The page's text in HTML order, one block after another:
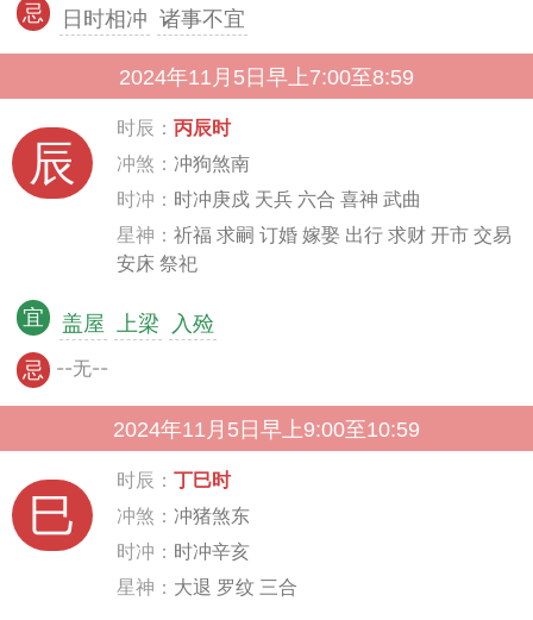
忌 日时相冲 诸事不宜
2024年11月5日早上7:00至8:59
辰
时辰： 丙辰时
冲煞： 冲狗煞南
时冲： 时冲庚戍 天兵 六合 喜神 武曲
星神： 祈福 求嗣 订婚 嫁娶 出行 求财 开市 交易
安床 祭祀
宜 盖屋 上梁 入殓
忌 --无--
2024年11月5日早上9:00至10:59
巳
时辰： 丁巳时
冲煞： 冲猪煞东
时冲： 时冲辛亥
星神： 大退 罗纹 三合